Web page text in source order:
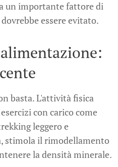
un importante fattore di
essere evitato.
basta. L'attività fisica
con carico come
leggero e
stimola il rimodellamento
la densità minerale.